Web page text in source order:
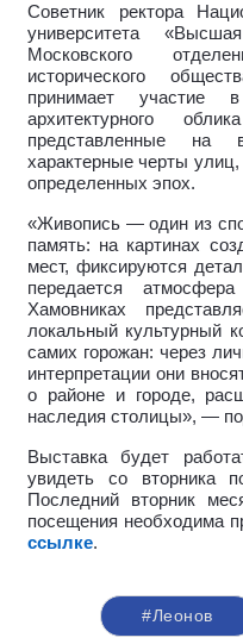
Советник ректора
университета
Московского
исторического
принимает участие
архитектурного
представленные на
характерные черты
определенных эпох.
«Живопись — один из
память: на картинах
мест, фиксируются
передается
Хамовниках
локальный культурный
самих горожан: через
интерпретации они
о районе и городе,
наследия столицы», —
Выставка будет
увидеть со вторника
Последний вторник
посещения необходима
ссылке.
#Леонов